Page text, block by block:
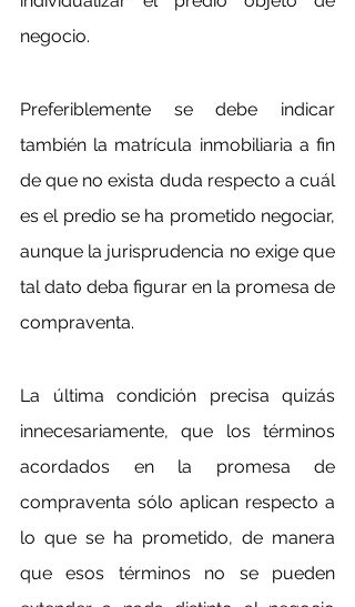
negocio.
Preferiblemente se debe indicar
también la matrícula inmobiliaria a fin
de que no exista duda respecto a cuál
es el predio se ha prometido negociar,
aunque la jurisprudencia no exige que
tal dato deba figurar en la promesa de
compraventa.
La última condición precisa quizás
innecesariamente, que los términos
acordados en la promesa de
compraventa sólo aplican respecto a
lo que se ha prometido, de manera
que esos términos no se pueden